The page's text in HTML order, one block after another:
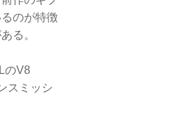
のが特徴
る。
のV8
スミッシ